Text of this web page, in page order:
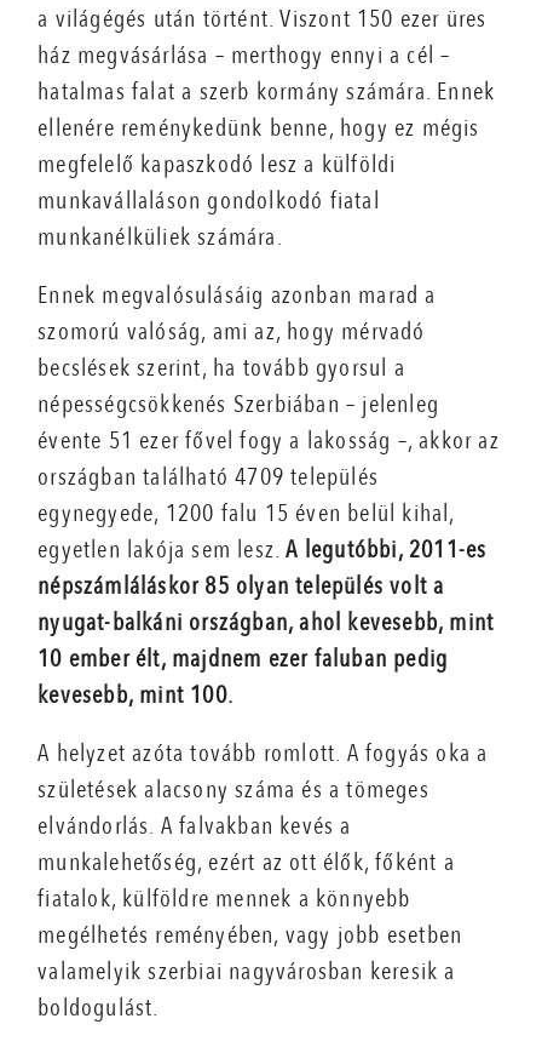
a világégés után történt. Viszont 150 ezer üres
ház megvásárlása – merthogy ennyi a cél –
hatalmas falat a szerb kormány számára. Ennek
ellenére reménykedünk benne, hogy ez mégis
megfelelő kapaszkodó lesz a külföldi
munkavállaláson gondolkodó fiatal
munkanélküliek számára.
Ennek megvalósulásáig azonban ma­rad a
szomorú valóság, ami az, hogy mérva­dó
becslések szerint, ha tovább gyorsul a
népességcsökkenés Szerbiában – jelenleg
évente 51 ezer fővel fogy a lakosság –, akkor az
országban található 4709 település
egynegyede, 1200 falu 15 éven belül kihal,
egyetlen lakója sem lesz.A legutóbbi, 2011-es
népszámláláskor 85 olyan település volt a
nyugat-balkáni országban, ahol kevesebb, mint
10 ember élt, majdnem ezer faluban pedig
kevesebb, mint 100.
A helyzet azóta tovább romlott. A fogyás oka a
születések alacsony száma és a tömeges
elvándorlás. A falvakban kevés a
munkalehetőség, ezért az ott élők, főként a
fiatalok, külföldre mennek a könnyebb
megélhetés reményében, vagy jobb esetben
valamelyik szerbiai nagyvárosban keresik a
boldogulást.